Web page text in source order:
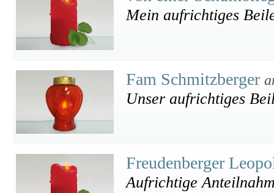
Mein aufrichtiges
Fam Schmitzberger
Unser aufrichtiges
Freudenberger
Aufrichtige